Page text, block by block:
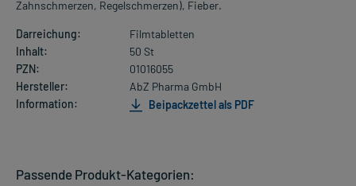
Zahnschmerzen, Regelschmerzen), Fieber.
Darreichung:
Filmtabletten
Inhalt:
50 St
PZN:
01016055
Hersteller:
AbZ Pharma GmbH
Information:
Beipackzettel als PDF
Passende Produkt-Kategorien: